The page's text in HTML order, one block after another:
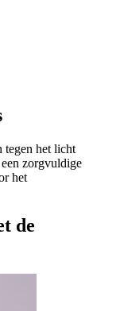
tegen het licht
zorgvuldige
het
de